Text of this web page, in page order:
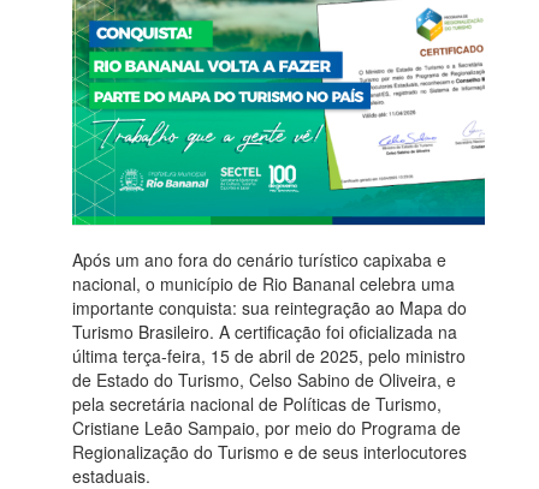
Após um ano fora do cenário turístico capixaba e
nacional, o município de Rio Bananal celebra uma
importante conquista: sua reintegração ao Mapa do
Turismo Brasileiro. A certificação foi oficializada na
última terça-feira, 15 de abril de 2025, pelo ministro
de Estado do Turismo, Celso Sabino de Oliveira, e
pela secretária nacional de Políticas de Turismo,
Cristiane Leão Sampaio, por meio do Programa de
Regionalização do Turismo e de seus interlocutores
estaduais.